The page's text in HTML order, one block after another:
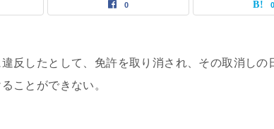
0 0
反したとして、免許を取り消され、その取消しの
ことができない。